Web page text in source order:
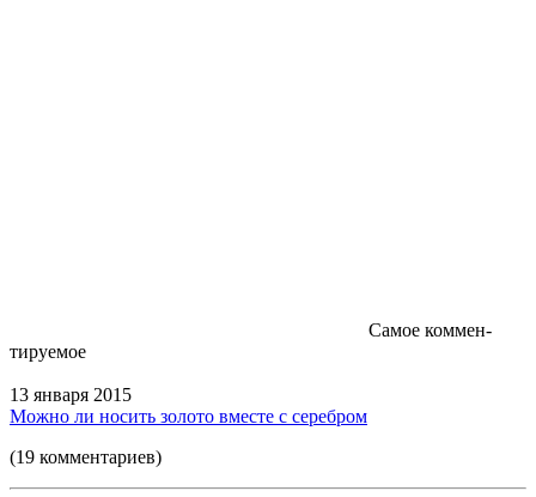
Самое коммен-
тируемое
13 января 2015
Можно ли носить золото вместе с серебром
(19 комментариев)